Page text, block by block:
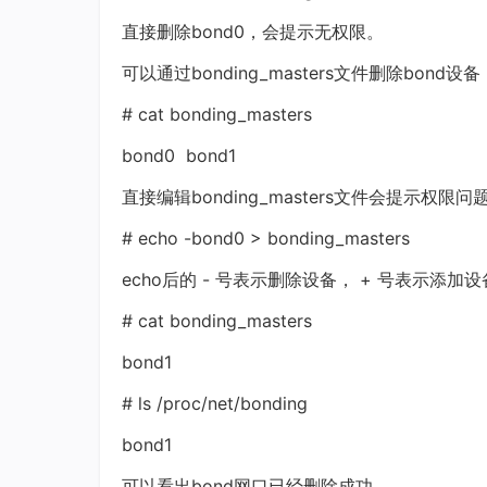
直接删除bond0，会提示无权限。
可以通过bonding_masters文件删除bond设备
# cat bonding_masters
bond0 bond1
直接编辑bonding_masters文件会提示权限问
# echo -bond0 > bonding_masters
echo后的 - 号表示删除设备， + 号表示添加设
# cat bonding_masters
bond1
# ls /proc/net/bonding
bond1